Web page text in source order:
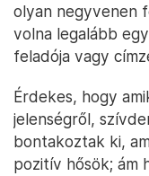
olyan negyvenen
volna legalább
feladója vagy
Érdekes, hogy
jelenségről,
bontakoztak ki,
pozitív hősök; ám